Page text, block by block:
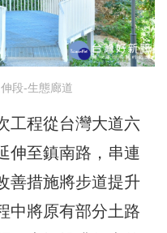
段-生態廊道
工程從台灣大道六
伸至鎮南路，串連
善措施將步道提升
中將原有部分土路